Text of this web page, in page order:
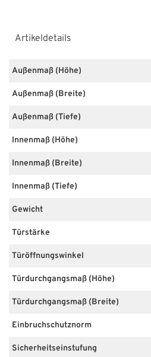
Artikeldetails
Außenmaß (Höhe)
Außenmaß (Breite)
Außenmaß (Tiefe)
Innenmaß (Höhe)
Innenmaß (Breite)
Innenmaß (Tiefe)
Gewicht
Türstärke
Türöffnungswinkel
Türdurchgangsmaß (Höhe)
Türdurchgangsmaß (Breite)
Einbruchschutznorm
Sicherheitseinstufung